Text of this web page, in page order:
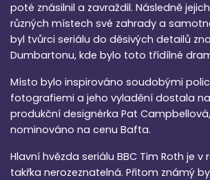
poté znásilnil a zavraždil. Následně
různých místech své zahrady a
byl tvůrci seriálu do děsivých detailů
Dumbartonu, kde bylo toto třídílné
Místo bylo inspirováno soudobými
fotografiemi a jeho vyladění dostala
produkční designérka Pat
nominováno na cenu Bafta.
Hlavní hvězda seriálu BBC Tim Roth je v
takřka nerozeznatelná. Přitom známý